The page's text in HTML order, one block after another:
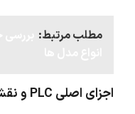
مطلب مرتبط:
اجزای اصلی PLC و نقش هر کدام